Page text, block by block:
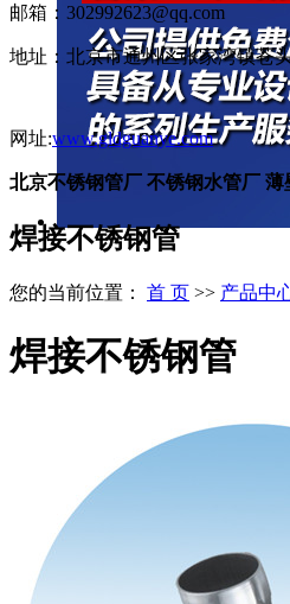
邮箱：302992623@qq.com
地址：北京市通州区张家湾镇苍
网址:www.gldguanye.com
北京不锈钢管厂 不锈钢水管厂
焊接不锈钢管
您的当前位置： 首 页 >> 产品中
焊接不锈钢管